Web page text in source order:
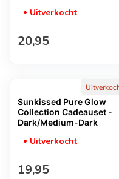
Uitverkocht
Normale prijs
20,95
Sunkissed Pure Glow
Collection Cadeauset -
Dark/Medium-Dark
Uitverkocht
Normale prijs
19,95